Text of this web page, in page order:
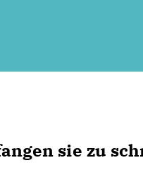
sie zu